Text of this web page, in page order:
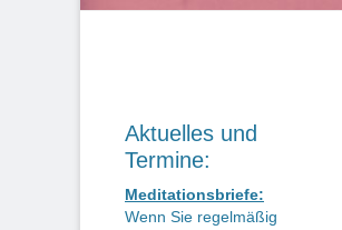
Aktuelles und
Termine:
Meditationsbriefe:
Wenn Sie regelmäßig